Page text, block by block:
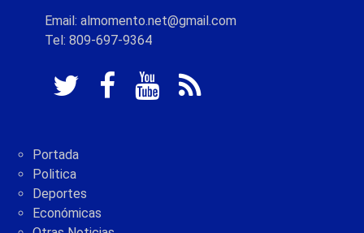
Email: almomento.net@gmail.com
Tel: 809-697-9364
Portada
Politica
Deportes
Económicas